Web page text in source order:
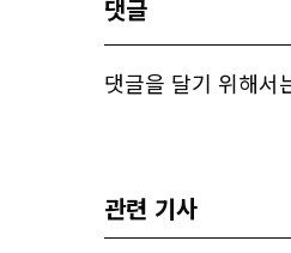
댓글
댓글을 달기 위해서
관련 기사